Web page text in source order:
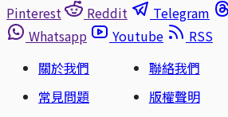
Pinterest
Reddit Telegram
Whatsapp
Youtube
RSS
關於我們
聯絡我們
常見問題
版權聲明